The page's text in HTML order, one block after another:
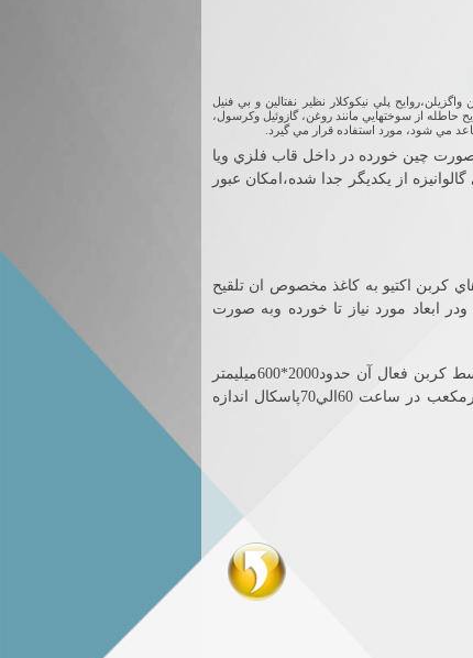
پلي نيكوكلار نظير نفتالين و بي فنيل
حاطله از سوختهايي مانند روغن، گازوئيل وكرسول،
مي شود، مورد استفاده قرار مي گيرد.
بصورت چين خورده در داخل قاب فلزي ويا
از يكديگر جدا شده،امكان عبور
كربن اكتيو به كاغذ مخصوص ان تلقيح
ابعاد مورد نياز تا خورده وبه صورت
كربن فعال آن حدود2000
*
600ميليمتر
در ساعت 60الي70پاسكال اندازه